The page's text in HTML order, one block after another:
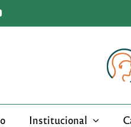
YouTube
Institucional